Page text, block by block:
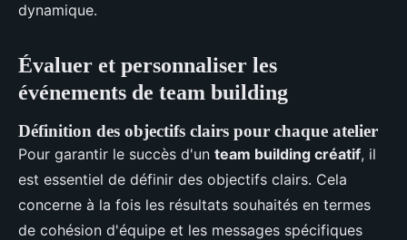
dynamique.
Évaluer et personnaliser les
événements de team building
Définition des objectifs clairs pour chaque atelier
Pour garantir le succès d'un team building créatif, il
est essentiel de définir des objectifs clairs. Cela
concerne à la fois les résultats souhaités en termes
de cohésion d'équipe et les messages spécifiques